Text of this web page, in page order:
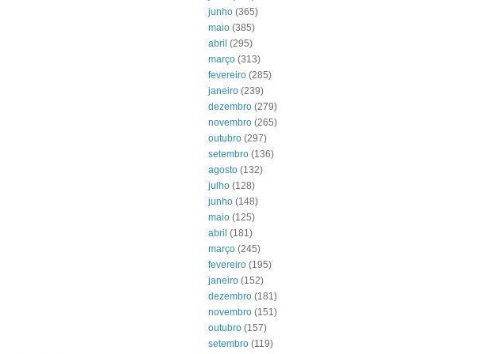
junho (365)
maio (385)
abril (295)
março (313)
fevereiro (285)
janeiro (239)
dezembro (279)
novembro (265)
outubro (297)
setembro (136)
agosto (132)
julho (128)
junho (148)
maio (125)
abril (181)
março (245)
fevereiro (195)
janeiro (152)
dezembro (181)
novembro (151)
outubro (157)
setembro (119)